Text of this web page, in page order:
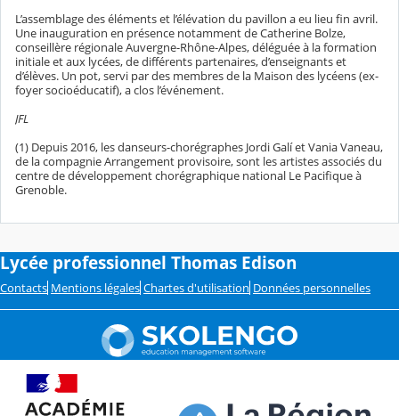
L’assemblage des éléments et l’élévation du pavillon a eu lieu fin avril.
Une inauguration en présence notamment de Catherine Bolze,
conseillère régionale Auvergne-Rhône-Alpes, déléguée à la formation
initiale et aux lycées, de différents partenaires, d’enseignants et
d’élèves. Un pot, servi par des membres de la Maison des lycéens (ex-
foyer socioéducatif), a clos l’événement.
JFL
(1) Depuis 2016, les danseurs-chorégraphes Jordi Galí et Vania Vaneau,
de la compagnie Arrangement provisoire, sont les artistes associés du
centre de développement chorégraphique national Le Pacifique à
Grenoble.
Lycée professionnel Thomas Edison
Contacts Mentions légales Chartes d'utilisation Données personnelles